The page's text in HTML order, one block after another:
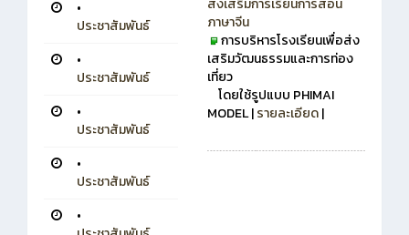
•
ประชาสัมพันธ์
•
ประชาสัมพันธ์
•
ประชาสัมพันธ์
•
ประชาสัมพันธ์
•
ส่งเสริมการเรียนการสอน
ภาษาจีน
การบริหารโรงเรียนเพื่อส่ง
เสริมวัฒนธรรมและการท่อง
เที่ยว
โดยใช้รูปแบบ PHIMAI
MODEL |รายละเอียด|